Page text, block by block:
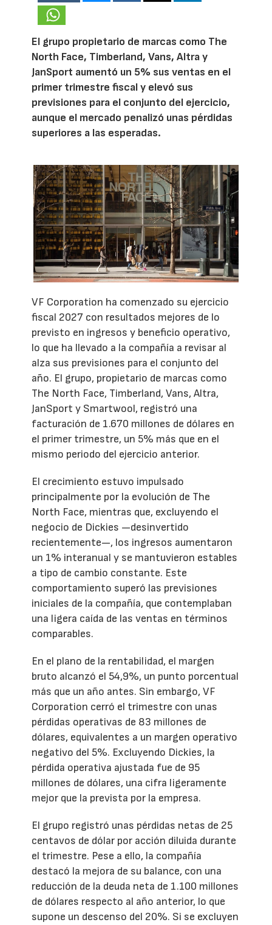
El grupo propietario de marcas como The
North Face, Timberland, Vans, Altra y
JanSport aumentó un 5% sus ventas en el
primer trimestre fiscal y elevó sus
previsiones para el conjunto del ejercicio,
aunque el mercado penalizó unas pérdidas
superiores a las esperadas.
VF Corporation ha comenzado su ejercicio
fiscal 2027 con resultados mejores de lo
previsto en ingresos y beneficio operativo,
lo que ha llevado a la compañía a revisar al
alza sus previsiones para el conjunto del
año. El grupo, propietario de marcas como
The North Face, Timberland, Vans, Altra,
JanSport y Smartwool, registró una
facturación de 1.670 millones de dólares en
el primer trimestre, un 5% más que en el
mismo periodo del ejercicio anterior.
El crecimiento estuvo impulsado
principalmente por la evolución de The
North Face, mientras que, excluyendo el
negocio de Dickies —desinvertido
recientemente—, los ingresos aumentaron
un 1% interanual y se mantuvieron estables
a tipo de cambio constante. Este
comportamiento superó las previsiones
iniciales de la compañía, que contemplaban
una ligera caída de las ventas en términos
comparables.
En el plano de la rentabilidad, el margen
bruto alcanzó el 54,9%, un punto porcentual
más que un año antes. Sin embargo, VF
Corporation cerró el trimestre con unas
pérdidas operativas de 83 millones de
dólares, equivalentes a un margen operativo
negativo del 5%. Excluyendo Dickies, la
pérdida operativa ajustada fue de 95
millones de dólares, una cifra ligeramente
mejor que la prevista por la empresa.
El grupo registró unas pérdidas netas de 25
centavos de dólar por acción diluida durante
el trimestre. Pese a ello, la compañía
destacó la mejora de su balance, con una
reducción de la deuda neta de 1.100 millones
de dólares respecto al año anterior, lo que
supone un descenso del 20%. Si se excluyen